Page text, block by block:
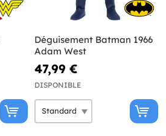
Déguisement Batman 1966
Adam West
47,99 €
DISPONIBLE